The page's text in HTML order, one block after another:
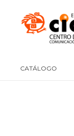
CATÁLOGO